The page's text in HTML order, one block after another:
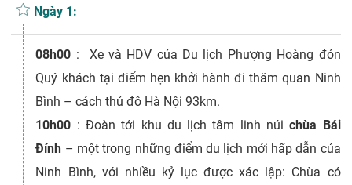
Ngày 1:
08h00 : Xe và HDV của Du lịch Phượng Hoàng đón
Quý khách tại điểm hẹn khởi hành đi thăm quan Ninh
Bình – cách thủ đô Hà Nội 93km.
10h00 : Đoàn tới khu du lịch tâm linh núichùa Bái
Đính – một trong những điểm du lịch mới hấp dẫn của
Ninh Bình, với nhiều kỷ lục được xác lập: Chùa có